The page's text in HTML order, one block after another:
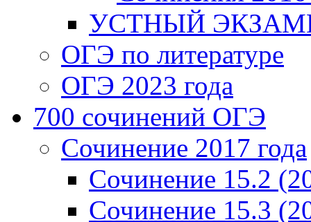
УСТНЫЙ
ОГЭ по литературе
ОГЭ 2023 года
700 cочинений ОГЭ
Сочинение 2017 года
Сочинение 15.2
Сочинение 15.3